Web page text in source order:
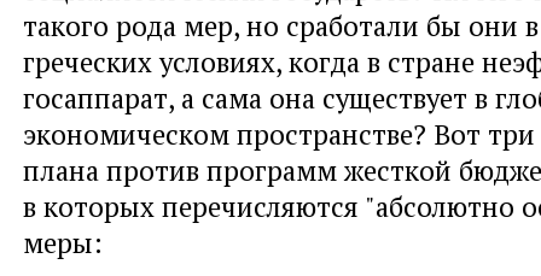
такого рода мер, но сработали бы они
греческих условиях, когда в стране
госаппарат, а сама она существует в
экономическом пространстве? Вот три
плана против программ жесткой
в которых перечисляются "абсолютно
меры: